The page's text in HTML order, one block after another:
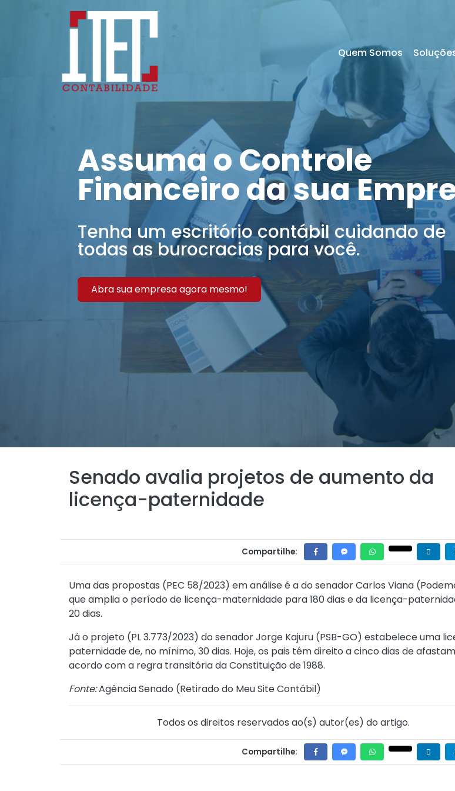
Quem Somos
Assuma o Controle
Financeiro da sua
Tenha um escritório contábil cuidando de
todas as burocracias para você.
Abra sua empresa agora mesmo!
Senado avalia projetos de aumento da
licença-paternidade
Compartilhe:
Uma das propostas (PEC 58/2023) em análise é a do senador Carlos Viana
que amplia o período de licença-maternidade para 180 dias e da licença-
20 dias.
Já o projeto (PL 3.773/2023) do senador Jorge Kajuru (PSB-GO) estabelece uma
paternidade de, no mínimo, 30 dias. Hoje, os pais têm direito a cinco dias de
acordo com a regra transitória da Constituição de 1988.
Fonte:Agência Senado (Retirado do Meu Site Contábil)
Todos os direitos reservados ao(s) autor(es) do artigo.
Compartilhe: